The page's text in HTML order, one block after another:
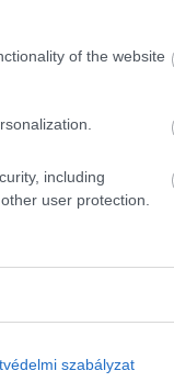
of the website
including
user protection.
szabályzat